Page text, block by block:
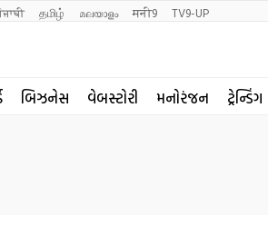
தமிழ் മലയാളം मनी9 TV9-UP
બિઝનેસ વેબસ્ટોરી મનોરંજન ટ્રેન્ડિંગ